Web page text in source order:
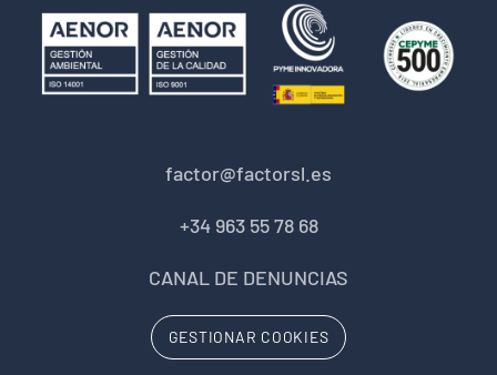
factor@factorsl.es
+34 963 55 78 68
CANAL DE DENUNCIAS
GESTIONAR COOKIES